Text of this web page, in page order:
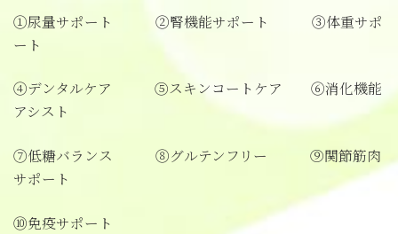
①尿量サポート ②腎機能サポート ③体重サポ
ート
④デンタルケア ⑤スキンコートケア ⑥消化機能
アシスト
⑦低糖バランス ⑧グルテンフリー ⑨関節筋肉
サポート
⑩免疫サポート